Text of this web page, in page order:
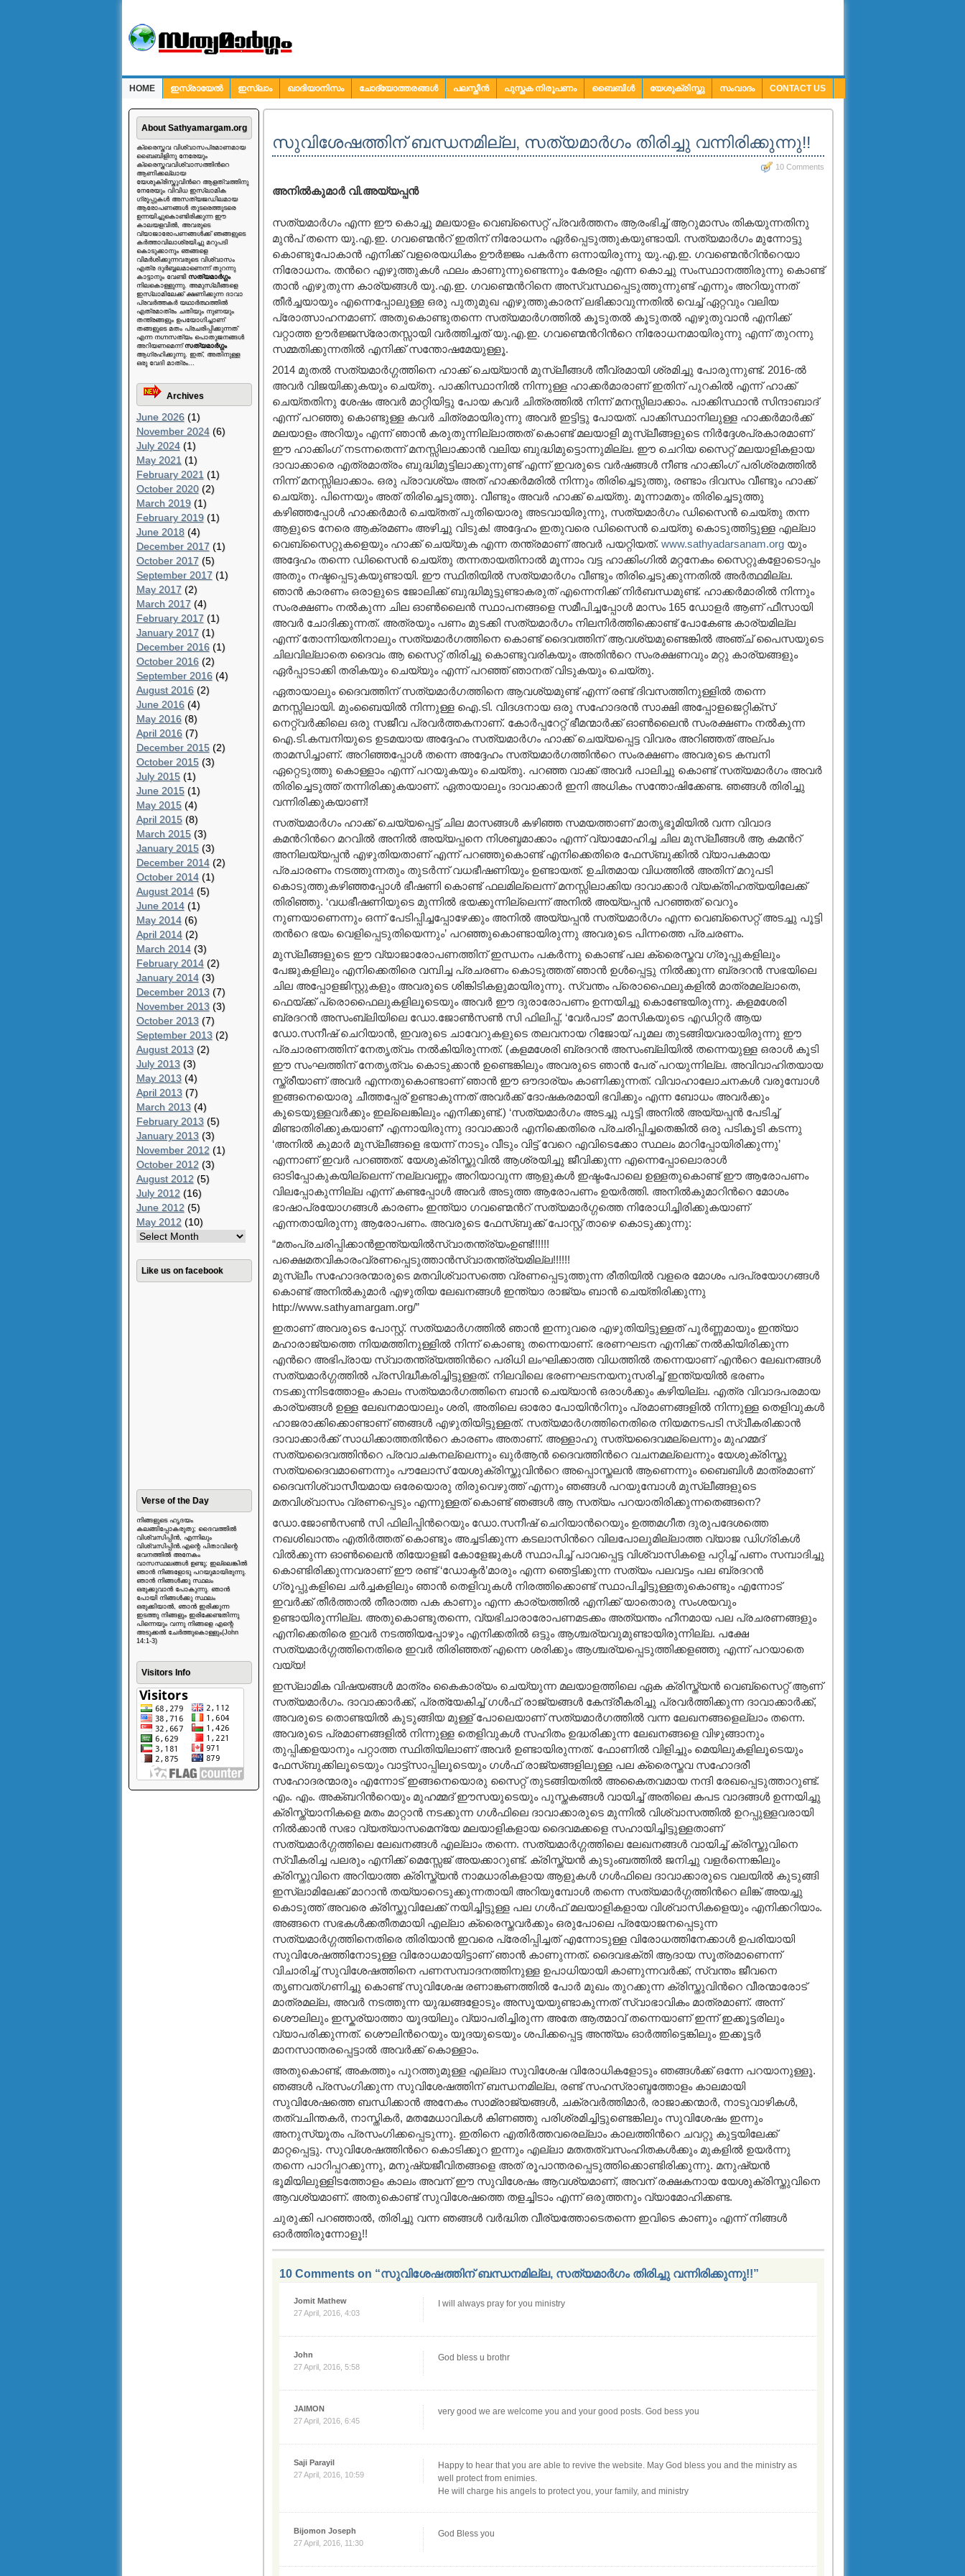
HOME ഇസ്രായേല്‍ ഇസ്ലാം ഖാദിയാനിസം ചോദ്യോത്തരങ്ങള്‍ പലസ്തീന്‍ പുസ്തക നിരൂപണം ബൈബിള്‍ യേശുക്രിസ്തു സംവാദം
CONTACT US
ചോദ്യങ്ങള്‍
About Sathyamargam.org
ക്രൈസ്തവ വിശ്വാസപ്രമാണമായ
ബൈബിളിനു നേരേയും
ക്രൈസ്തവവിശ്വാസത്തിന്‍റെ
ആണിക്കല്ലായ
യേശുക്രിസ്തുവിന്‍റെ ആളത്വത്തിനു
നേരേയും വിവിധ ഇസ്ലാമിക
ഗ്രൂപ്പുകള്‍ അസത്യജഡിലമായ
ആരോപണങ്ങള്‍ തുടരെത്തുടരെ
ഉന്നയിച്ചുകൊണ്ടിരിക്കുന്ന ഈ
കാലയളവില്‍, അവരുടെ
വ്യാജാരോപണങ്ങള്‍ക്ക് ഞങ്ങളുടെ
കര്‍ത്താവിലാശ്രയിച്ചു മറുപടി
കൊടുക്കാനും ഞങ്ങളെ
വിമര്‍ശിക്കുന്നവരുടെ വിശ്വാസം
എത്ര ദുര്‍ബ്ബലമാണെന്ന് തുറന്നു
കാട്ടാനും വേണ്ടി സത്യമാര്‍ഗ്ഗം
നിലകൊള്ളുന്നു. അമുസ്ലീങ്ങളെ
ഇസ്ലാമിലേക്ക് ക്ഷണിക്കുന്ന ദാവാ
പ്രവര്‍ത്തകര്‍ യഥാര്‍ത്ഥത്തില്‍
എത്രമാത്രം ചതിയും നുണയും
തന്ത്രങ്ങളും ഉപയോഗിച്ചാണ്
തങ്ങളുടെ മതം പ്രചരിപ്പിക്കുന്നത്
എന്ന നഗ്നസത്യം പൊതുജനങ്ങള്‍
അറിയണമെന്ന്സത്യമാര്‍ഗ്ഗം
ആഗ്രഹിക്കുന്നു. ഇത്, അതിനുള്ള
ഒരു വേദി മാത്രം...
Archives
June 2026(1)
November 2024(6)
July 2024(1)
May 2021 (1)
February 2021 (1)
October 2020(2)
March 2019(1)
February 2019(1)
June 2018(4)
December 2017(1)
October 2017(5)
September 2017(1)
May 2017(2)
March 2017(4)
February 2017(1)
January 2017(1)
December 2016(1)
October 2016(2)
September 2016(4)
August 2016(2)
June 2016(4)
May 2016(8)
April 2016(7)
December 2015(2)
October 2015(3)
July 2015(1)
June 2015(1)
May 2015(4)
April 2015(8)
March 2015(3)
January 2015(3)
December 2014(2)
October 2014(1)
August 2014(5)
June 2014(1)
May 2014(6)
April 2014(2)
March 2014(3)
February 2014(2)
January 2014(3)
December 2013(7)
November 2013(3)
October 2013(7)
September 2013(2)
August 2013(2)
July 2013(3)
May 2013(4)
April 2013(7)
March 2013(4)
February 2013(5)
January 2013(3)
November 2012(1)
October 2012(3)
August 2012(5)
July 2012(16)
June 2012(5)
May 2012(10)
Like us on facebook
Verse of the Day
നിങ്ങളുടെ ഹൃദയം
കലങ്ങിപ്പോകരുതു; ദൈവത്തിൽ
വിശ്വസിപ്പിൻ, എന്നിലും
വിശ്വസിപ്പിൻ.എന്റെ പിതാവിന്റെ
ഭവനത്തിൽ അനേകം
വാസസ്ഥലങ്ങൾ ഉണ്ടു; ഇല്ലെങ്കിൽ
ഞാൻ നിങ്ങളോടു പറയുമായിരുന്നു.
ഞാൻ നിങ്ങൾക്കു സ്ഥലം
ഒരുക്കുവാൻ പോകുന്നു. ഞാൻ
പോയി നിങ്ങൾക്കു സ്ഥലം
ഒരുക്കിയാൽ, ഞാൻ ഇരിക്കുന്ന
ഇടത്തു നിങ്ങളും ഇരിക്കേണ്ടതിന്നു
പിന്നെയും വന്നു നിങ്ങളെ എന്റെ
അടുക്കൽ ചേർത്തുകൊള്ളും(John
14:1-3)
Visitors Info
സുവിശേഷത്തിന് ബന്ധനമില്ല, സത്യമാര്‍ഗം തിരിച്ചു വന്നിരിക്കുന്നു!!
10 Comments
അനില്‍കുമാര്‍ വി.അയ്യപ്പന്‍
സത്യമാര്‍ഗം എന്ന ഈ കൊച്ചു മലയാളം വെബ്സൈറ്റ് പ്രവര്‍ത്തനം ആരംഭിച്ച് ആറുമാസം തികയുന്നതിനു
മുന്‍പ് തന്നെ യു.എ.ഇ. ഗവണ്മെന്‍റ് ഇതിന് നിരോധനം ഏര്‍പ്പെടുത്തുകയുണ്ടായി. സത്യമാര്‍ഗം മുന്നോട്ടു
കൊണ്ടുപോകാന്‍ എനിക്ക് വളരെയധികം ഊര്‍ജ്ജം പകര്‍ന്ന ഒന്നായിരുന്നു യു.എ.ഇ. ഗവണ്മെന്‍റിന്‍റെയാ
നിരോധനം. തന്‍റെ എഴുത്തുകള്‍ ഫലം കാണുന്നുണ്ടെന്നും കേരളം എന്ന കൊച്ചു സംസ്ഥാനത്തിരുന്നു കൊണ്ട്
താന്‍ എഴുതുന്ന കാര്യങ്ങള്‍ യു.എ.ഇ. ഗവണ്മെന്‍റിനെ അസ്വസ്ഥപ്പെടുത്തുന്നുണ്ട് എന്നും അറിയുന്നത്
തീര്‍ച്ചയായും എന്നെപ്പോലുള്ള ഒരു പുതുമുഖ എഴുത്തുകാരന് ലഭിക്കാവുന്നതില്‍ വെച്ച് ഏറ്റവും വലിയ
പ്രോത്സാഹനമാണ്. അതുകൊണ്ടുതന്നെ സത്യമാര്‍ഗത്തില്‍ കൂടുതല്‍ കൂടുതല്‍ എഴുതുവാന്‍ എനിക്ക്
വറ്റാത്ത ഊര്‍ജ്ജസ്രോതസ്സായി വര്‍ത്തിച്ചത് യു.എ.ഇ. ഗവണ്മെന്‍റിന്‍റെ നിരോധനമായിരുന്നു എന്ന് തുറന്നു
സമ്മതിക്കുന്നതില്‍ എനിക്ക് സന്തോഷമേയുള്ളൂ.
2014 മുതല്‍ സത്യമാര്‍ഗ്ഗത്തിനെ ഹാക്ക് ചെയ്യാന്‍ മുസ്ലീങ്ങള്‍ തീവ്രമായി ശ്രമിച്ചു പോരുന്നുണ്ട്. 2016-ല്‍
അവര്‍ വിജയിക്കുകയും ചെയ്തു. പാക്കിസ്ഥാനില്‍ നിന്നുള്ള ഹാക്കര്‍മാരാണ് ഇതിന് പുറകില്‍ എന്ന് ഹാക്ക്
ചെയ്തതിനു ശേഷം അവര്‍ മാറ്റിയിട്ടു പോയ കവര്‍ ചിത്രത്തില്‍ നിന്ന് മനസ്സിലാക്കാം. പാക്കിസ്ഥാന്‍ സിന്ദാബാദ്
എന്ന് പറഞ്ഞു കൊണ്ടുള്ള കവര്‍ ചിത്രമായിരുന്നു അവര്‍ ഇട്ടിട്ടു പോയത്. പാക്കിസ്ഥാനിലുള്ള ഹാക്കര്‍മാര്‍ക്ക്
മലയാളം അറിയും എന്ന് ഞാന്‍ കരുതുന്നില്ലാത്തത് കൊണ്ട് മലയാളി മുസ്ലീങ്ങളുടെ നിര്‍ദ്ദേശപ്രകാരമാണ്
ഈ ഹാക്കിംഗ് നടന്നതെന്ന് മനസ്സിലാക്കാന്‍ വലിയ ബുദ്ധിമുട്ടൊന്നുമില്ല. ഈ ചെറിയ സൈറ്റ് മലയാളികളായ
ദാവാക്കാരെ എത്രമാത്രം ബുദ്ധിമുട്ടിലാക്കുന്നുണ്ട് എന്ന് ഇവരുടെ വര്‍ഷങ്ങള്‍ നീണ്ട ഹാക്കിംഗ് പരിശ്രമത്തില്‍
നിന്ന് മനസ്സിലാക്കാം. ഒരു പ്രാവശ്യം അത് ഹാക്കര്‍മരില്‍ നിന്നും തിരിച്ചെടുത്തു, രണ്ടാം ദിവസം വീണ്ടും ഹാക്ക്‌
ചെയ്തു. പിന്നെയും അത് തിരിച്ചെടുത്തു. വീണ്ടും അവര്‍ ഹാക്ക്‌ ചെയ്തു. മൂന്നാമതും തിരിച്ചെടുത്തു
കഴിഞ്ഞപ്പോള്‍ ഹാക്കര്‍മാര്‍ ചെയ്തത് പുതിയൊരു അടവായിരുന്നു, സത്യമാര്‍ഗം ഡിസൈന്‍ ചെയ്തു തന്ന
ആളുടെ നേരെ ആക്രമണം അഴിച്ചു വിടുക! അദ്ദേഹം ഇതുവരെ ഡിസൈന്‍ ചെയ്തു കൊടുത്തിട്ടുള്ള എല്ലാ
വെബ്സൈറ്റുകളെയും ഹാക്ക്‌ ചെയ്യുക എന്ന തന്ത്രമാണ് അവര്‍ പയറ്റിയത്.www.sathyadarsanam.orgയും
അദ്ദേഹം തന്നെ ഡിസൈന്‍ ചെയ്തു തന്നതായതിനാല്‍ മൂന്നാം വട്ട ഹാക്കിംഗില്‍ മറ്റനേകം സൈറ്റുകളോടൊപ്പം
അതും നഷ്ടപ്പെടുകയുണ്ടായി. ഈ സ്ഥിതിയില്‍ സത്യമാര്‍ഗം വീണ്ടും തിരിച്ചെടുക്കുന്നതില്‍ അര്‍ത്ഥമില്ല.
ഞാന്‍ കാരണം ഒരാളുടെ ജോലിക്ക് ബുദ്ധിമുട്ടുണ്ടാകരുത് എന്നെനിക്ക് നിര്‍ബന്ധമുണ്ട്. ഹാക്കര്‍മാരില്‍ നിന്നും
സംരക്ഷണം നല്‍കുന്ന ചില ഓണ്‍ലൈന്‍ സ്ഥാപനങ്ങളെ സമീപിച്ചപ്പോള്‍ മാസം 165 ഡോളര്‍ ആണ് ഫീസായി
അവര്‍ ചോദിക്കുന്നത്. അത്രയും പണം മുടക്കി സത്യമാര്‍ഗം നിലനിര്‍ത്തിക്കൊണ്ട് പോകേണ്ട കാര്യമില്ല
എന്ന് തോന്നിയതിനാലും സത്യമാര്‍ഗത്തിനെ കൊണ്ട് ദൈവത്തിന് ആവശ്യമുണ്ടെങ്കില്‍ അഞ്ച് പൈസയുടെ
ചിലവില്ലാതെ ദൈവം ആ സൈറ്റ്‌ തിരിച്ചു കൊണ്ടുവരികയും അതിന്‍റെ സംരക്ഷണവും മറ്റു കാര്യങ്ങളും
ഏര്‍പ്പാടാക്കി തരികയും ചെയ്യും എന്ന് പറഞ്ഞ് ഞാനത് വിടുകയും ചെയ്തു.
ഏതായാലും ദൈവത്തിന് സത്യമാര്‍ഗത്തിനെ ആവശ്യമുണ്ട് എന്ന് രണ്ട് ദിവസത്തിനുള്ളില്‍ തന്നെ
മനസ്സിലായി. മുംബൈയില്‍ നിന്നുള്ള ഐ.ടി. വിദഗ്ദനായ ഒരു സഹോദരന്‍ സാക്ഷി അപ്പോളജെറ്റിക്സ്
നെറ്റ്‌വര്‍ക്കിലെ ഒരു സജീവ പ്രവര്‍ത്തകനാണ്. കോര്‍പ്പറേറ്റ്‌ ഭീമന്മാര്‍ക്ക് ഓണ്‍ലൈന്‍ സംരക്ഷണം നല്‍കുന്ന
ഐ.ടി.കമ്പനിയുടെ ഉടമയായ അദ്ദേഹം സത്യമാര്‍ഗം ഹാക്ക്‌ ചെയ്യപ്പെട്ട വിവരം അറിഞ്ഞത് അല്പം
താമസിച്ചാണ്. അറിഞ്ഞപ്പോള്‍ തന്നെ അദ്ദേഹം സത്യമാര്‍ഗത്തിന്‍റെ സംരക്ഷണം അവരുടെ കമ്പനി
ഏറ്റെടുത്തു കൊള്ളാം എന്ന് പറയുകയും ചെയ്തു. പറഞ്ഞ വാക്ക് അവര്‍ പാലിച്ചു കൊണ്ട് സത്യമാര്‍ഗം അവര്‍
തിരിച്ചെടുത്ത് തന്നിരിക്കുകയാണ്. ഏതായാലും ദാവാക്കാര്‍ ഇനി അധികം സന്തോഷിക്കേണ്ട. ഞങ്ങള്‍ തിരിച്ചു
വന്നിരിക്കുകയാണ്!
സത്യമാര്‍ഗം ഹാക്ക് ചെയ്യപ്പെട്ട് ചില മാസങ്ങള്‍ കഴിഞ്ഞ സമയത്താണ് മാതൃഭൂമിയില്‍ വന്ന വിവാദ
കമന്‍റിന്‍റെ മറവില്‍ അനില്‍ അയ്യപ്പനെ നിശബ്ദമാക്കാം എന്ന് വ്യാമോഹിച്ച ചില മുസ്ലീങ്ങള്‍ ആ കമന്‍റ്
അനിലയ്യപ്പന്‍ എഴുതിയതാണ് എന്ന് പറഞ്ഞുകൊണ്ട് എനിക്കെതിരെ ഫേസ്ബുക്കില്‍ വ്യാപകമായ
പ്രചാരണം നടത്തുന്നതും തുടര്‍ന്ന് വധഭീഷണിയും ഉണ്ടായത്. ഉചിതമായ വിധത്തില്‍ അതിന്‌ മറുപടി
കൊടുത്തുകഴിഞ്ഞപ്പോള്‍ ഭീഷണി കൊണ്ട് ഫലമില്ലെന്ന് മനസ്സിലാക്കിയ ദാവാക്കാര്‍ വ്യക്തിഹത്യയിലേക്ക്
തിരിഞ്ഞു. ‘വധഭീഷണിയുടെ മുന്നില്‍ ഭയക്കുന്നില്ലെന്ന് അനില്‍ അയ്യപ്പന്‍ പറഞ്ഞത് വെറും
നുണയാണെന്നും ഒന്ന് പേടിപ്പിച്ചപ്പോഴേക്കും അനില്‍ അയ്യപ്പന്‍ സത്യമാര്‍ഗം എന്ന വെബ്സൈറ്റ് അടച്ചു പൂട്ടി
തന്‍റെ ഭയം വെളിപ്പെടുതിയെന്നും’ പറഞ്ഞുകൊണ്ടായിരുന്നു അവരുടെ പിന്നത്തെ പ്രചരണം.
മുസ്ലീങ്ങളുടെ ഈ വ്യാജാരോപണത്തിന് ഇന്ധനം പകര്‍ന്നു കൊണ്ട് പല ക്രൈസ്തവ ഗ്രൂപ്പുകളിലും
പേജുകളിലും എനിക്കെതിരെ വമ്പിച്ച പ്രചരണം കൊടുത്തത് ഞാന്‍ ഉള്‍പ്പെട്ടു നില്‍ക്കുന്ന ബ്രദറന്‍ സഭയിലെ
ചില അപ്പോളജിസ്റ്റുകളും അവരുടെ ശിങ്കിടികളുമായിരുന്നു. സ്വന്തം പ്രൊഫൈലുകളില്‍ മാത്രമല്ലാതെ,
ഫെയ്ക്ക് പ്രൊഫൈലുകളിലൂടെയും അവര്‍ ഈ ദുരാരോപണം ഉന്നയിച്ചു കൊണ്ടേയിരുന്നു. കളമശേരി
ബ്രദറന്‍ അസംബ്ലിയിലെ ഡോ.ജോണ്‍സണ്‍ സി ഫിലിപ്പ്, ‘വേര്‍പാട്’ മാസികയുടെ എഡിറ്റര്‍ ആയ
ഡോ.സനീഷ് ചെറിയാന്‍, ഇവരുടെ ചാവേറുകളുടെ തലവനായ റിജോയ് പൂമല തുടങ്ങിയവരായിരുന്നു ഈ
പ്രചാരണത്തിന് നേതൃത്വം നല്‍കിയിരുന്നത്. (കളമശേരി ബ്രദറന്‍ അസംബ്ലിയില്‍ തന്നെയുള്ള ഒരാള്‍ കൂടി
ഈ സംഘത്തിന് നേതൃത്വം കൊടുക്കാന്‍ ഉണ്ടെങ്കിലും അവരുടെ ഞാന്‍ പേര് പറയുന്നില്ല. അവിവാഹിതയായ
സ്ത്രീയാണ് അവര്‍ എന്നതുകൊണ്ടാണ് ഞാന്‍ ഈ ഔദാര്യം കാണിക്കുന്നത്. വിവാഹാലോചനകള്‍ വരുമ്പോള്‍
ഇങ്ങനെയൊരു ചീത്തപ്പേര് ഉണ്ടാകുന്നത് അവര്‍ക്ക് ദോഷകരമായി ഭവിക്കും എന്ന ബോധം അവര്‍ക്കും
കൂടെയുള്ളവര്‍ക്കും ഇല്ലെങ്കിലും എനിക്കുണ്ട്.) ‘സത്യമാര്‍ഗം അടച്ചു പൂട്ടി അനില്‍ അയ്യപ്പന്‍ പേടിച്ച്
മിണ്ടാതിരിക്കുകയാണ്’ എന്നായിരുന്നു ദാവാക്കാര്‍ എനിക്കെതിരെ പ്രചരിപ്പിച്ചതെങ്കില്‍ ഒരു പടികൂടി കടന്നു
‘അനില്‍ കുമാര്‍ മുസ്ലീങ്ങളെ ഭയന്ന് നാടും വീടും വിട്ട് വേറെ എവിടെക്കോ സ്ഥലം മാറിപ്പോയിരിക്കുന്നു’
എന്നാണ് ഇവര്‍ പറഞ്ഞത്. യേശുക്രിസ്തുവില്‍ ആശ്രയിച്ചു ജീവിക്കുന്ന എന്നെപ്പോലൊരാള്‍
ഓടിപ്പോകുകയില്ലെന്ന് നല്ലവണ്ണം അറിയാവുന്ന ആളുകള്‍ ഇഷ്ടംപോലെ ഉള്ളതുകൊണ്ട് ഈ ആരോപണം
വിലപ്പോകുന്നില്ല എന്ന് കണ്ടപ്പോള്‍ അവര്‍ അടുത്ത ആരോപണം ഉയര്‍ത്തി. അനില്‍കുമാറിന്‍റെ മോശം
ഭാഷാപ്രയോഗങ്ങള്‍ കാരണം ഇന്ത്യാ ഗവണ്മെന്‍റ് സത്യമാര്‍ഗ്ഗത്തെ നിരോധിച്ചിരിക്കുകയാണ്
എന്നതായിരുന്നു ആരോപണം. അവരുടെ ഫേസ്ബുക്ക് പോസ്റ്റ്‌ താഴെ കൊടുക്കുന്നു:
“മതംപ്രചരിപ്പിക്കാന്‍ഇന്ത്യയില്‍സ്വാതന്ത്ര്യംഉണ്ട്!!!!!!
പക്ഷെമതവികാരംവ്രണപ്പെടുത്താന്‍സ്വാതന്ത്ര്യമില്ല!!!!!!
മുസ്ലീം സഹോദരന്മാരുടെ മതവിശ്വാസത്തെ വ്രണപ്പെടുത്തുന്ന രീതിയില്‍ വളരെ മോശം പദപ്രയോഗങ്ങള്‍
കൊണ്ട് അനില്‍കുമാര്‍ എഴുതിയ ലേഖനങ്ങള്‍ ഇന്ത്യാ രാജ്യം ബാന്‍ ചെയ്തിരിക്കുന്നു
http://www.sathyamargam.org/”
ഇതാണ് അവരുടെ പോസ്റ്റ്‌. സത്യമാര്‍ഗത്തില്‍ ഞാന്‍ ഇന്നുവരെ എഴുതിയിട്ടുള്ളത് പൂര്‍ണ്ണമായും ഇന്ത്യാ
മഹാരാജ്യത്തെ നിയമത്തിനുള്ളില്‍ നിന്ന് കൊണ്ടു തന്നെയാണ്. ഭരണഘടന എനിക്ക് നല്‍കിയിരിക്കുന്ന
എന്‍റെ അഭിപ്രായ സ്വാതന്ത്ര്യത്തിന്‍റെ പരിധി ലംഘിക്കാത്ത വിധത്തില്‍ തന്നെയാണ് എന്‍റെ ലേഖനങ്ങള്‍
സത്യമാര്‍ഗ്ഗത്തില്‍ പ്രസിദ്ധീകരിച്ചിട്ടുള്ളത്. നിലവിലെ ഭരണഘടനയനുസരിച്ച് ഇന്ത്യയില്‍ ഭരണം
നടക്കുന്നിടത്തോളം കാലം സത്യമാര്‍ഗത്തിനെ ബാന്‍ ചെയ്യാന്‍ ഒരാള്‍ക്കും കഴിയില്ല. എത്ര വിവാദപരമായ
കാര്യങ്ങള്‍ ഉള്ള ലേഖനമായാലും ശരി, അതിലെ ഓരോ പോയിന്‍റിനും പ്രമാണങ്ങളില്‍ നിന്നുള്ള തെളിവുകള്‍
ഹാജരാക്കിക്കൊണ്ടാണ് ഞങ്ങള്‍ എഴുതിയിട്ടുള്ളത്. സത്യമാര്‍ഗത്തിനെതിരെ നിയമനടപടി സ്വീകരിക്കാന്‍
ദാവാക്കാര്‍ക്ക് സാധിക്കാത്തതിന്‍റെ കാരണം അതാണ്‌. അള്ളാഹു സത്യദൈവമല്ലെന്നും മുഹമ്മദ്‌
സത്യദൈവത്തിന്‍റെ പ്രവാചകനല്ലെന്നും ഖുര്‍ആന്‍ ദൈവത്തിന്‍റെ വചനമല്ലെന്നും യേശുക്രിസ്തു
സത്യദൈവമാണെന്നും പൗലോസ്‌ യേശുക്രിസ്തുവിന്‍റെ അപ്പൊസ്തലന്‍ ആണെന്നും ബൈബിള്‍ മാത്രമാണ്
ദൈവനിശ്വാസീയമായ ഒരേയൊരു തിരുവെഴുത്ത് എന്നും ഞങ്ങള്‍ പറയുമ്പോള്‍ മുസ്ലീങ്ങളുടെ
മതവിശ്വാസം വ്രണപ്പെടും എന്നുള്ളത് കൊണ്ട് ഞങ്ങള്‍ ആ സത്യം പറയാതിരിക്കുന്നതെങ്ങനെ?
ഡോ.ജോണ്‍സണ്‍ സി ഫിലിപ്പിന്‍റെയും ഡോ.സനീഷ് ചെറിയാന്‍റെയും ഉത്തമഗീത ദുരുപദേശത്തെ
നഖശിഖാന്തം എതിര്‍ത്തത് കൊണ്ടും അച്ചടിക്കുന്ന കടലാസിന്‍റെ വിലപോലുമില്ലാത്ത വ്യാജ ഡിഗ്രികള്‍
വില്‍ക്കുന്ന ഓണ്‍ലൈന്‍ തിയോളജി കോളേജുകള്‍ സ്ഥാപിച്ച് പാവപ്പെട്ട വിശ്വാസികളെ പറ്റിച്ച് പണം സമ്പാദിച്ചു
കൊണ്ടിരിക്കുന്നവരാണ് ഈ രണ്ട് ‘ഡോക്ടര്‍’മാരും എന്ന ഞെട്ടിക്കുന്ന സത്യം പലവട്ടം പല ബ്രദറന്‍
ഗ്രൂപ്പുകളിലെ ചര്‍ച്ചകളിലും ഞാന്‍ തെളിവുകള്‍ നിരത്തിക്കൊണ്ട്‌ സ്ഥാപിച്ചിട്ടുള്ളതുകൊണ്ടും എന്നോട്
ഇവര്‍ക്ക് തീര്‍ത്താല്‍ തീരാത്ത പക കാണും എന്ന കാര്യത്തില്‍ എനിക്ക് യാതൊരു സംശയവും
ഉണ്ടായിരുന്നില്ല. അതുകൊണ്ടുതന്നെ, വ്യഭിചാരാരോപണമടക്കം അത്യന്തം ഹീനമായ പല പ്രചരണങ്ങളും
എനിക്കെതിരെ ഇവര്‍ നടത്തിയപ്പോഴും എനിക്കതില്‍ ഒട്ടും ആശ്ചര്യവുമുണ്ടായിരുന്നില്ല. പക്ഷേ
സത്യമാര്‍ഗ്ഗത്തിനെതിരെ ഇവര്‍ തിരിഞ്ഞത് എന്നെ ശരിക്കും ആശ്ചര്യപ്പെടുത്തിക്കളഞ്ഞു എന്ന് പറയാതെ
വയ്യ!
ഇസ്ലാമിക വിഷയങ്ങള്‍ മാത്രം കൈകാര്യം ചെയ്യുന്ന മലയാളത്തിലെ ഏക ക്രിസ്ത്യന്‍ വെബ്സൈറ്റ്‌ ആണ്
സത്യമാര്‍ഗം. ദാവാക്കാര്‍ക്ക്, പ്രത്യേകിച്ച് ഗള്‍ഫ് രാജ്യങ്ങള്‍ കേന്ദ്രീകരിച്ചു പ്രവര്‍ത്തിക്കുന്ന ദാവാക്കാര്‍ക്ക്,
അവരുടെ തൊണ്ടയില്‍ കുടുങ്ങിയ മുള്ള് പോലെയാണ് സത്യമാര്‍ഗത്തില്‍ വന്ന ലേഖനങ്ങളെല്ലാം തന്നെ.
അവരുടെ പ്രമാണങ്ങളില്‍ നിന്നുള്ള തെളിവുകള്‍ സഹിതം ഉദ്ധരിക്കുന്ന ലേഖനങ്ങളെ വിഴുങ്ങാനും
തുപ്പിക്കളയാനും പറ്റാത്ത സ്ഥിതിയിലാണ് അവര്‍ ഉണ്ടായിരുന്നത്. ഫോണില്‍ വിളിച്ചും മെയിലുകളിലൂടെയും
ഫേസ്ബുക്കിലൂടെയും വാട്ട്സാപ്പിലൂടെയും ഗള്‍ഫ്‌ രാജ്യങ്ങളിലുള്ള പല ക്രൈസ്തവ സഹോദരീ
സഹോദരന്മാരും എന്നോട് ഇങ്ങനെയൊരു സൈറ്റ്‌ തുടങ്ങിയതില്‍ അകൈതവമായ നന്ദി രേഖപ്പെടുത്താറുണ്ട്.
എം. എം. അക്ബറിന്‍റെയും മുഹമ്മദ്‌ ഈസയുടെയും പുസ്തകങ്ങള്‍ വായിച്ച് അതിലെ കപട വാദങ്ങള്‍ ഉന്നയിച്ചു
ക്രിസ്ത്യാനികളെ മതം മാറ്റാന്‍ നടക്കുന്ന ഗള്‍ഫിലെ ദാവാക്കാരുടെ മുന്നില്‍ വിശ്വാസത്തില്‍ ഉറപ്പുള്ളവരായി
നില്‍ക്കാന്‍ സഭാ വ്യത്യാസമെന്യേ മലയാളികളായ ദൈവമക്കളെ സഹായിച്ചിട്ടുള്ളതാണ്
സത്യമാര്‍ഗ്ഗത്തിലെ ലേഖനങ്ങള്‍ എല്ലാം തന്നെ. സത്യമാര്‍ഗ്ഗത്തിലെ ലേഖനങ്ങള്‍ വായിച്ച് ക്രിസ്തുവിനെ
സ്വീകരിച്ച പലരും എനിക്ക് മെസ്സേജ് അയക്കാറുണ്ട്. ക്രിസ്ത്യന്‍ കുടുംബത്തില്‍ ജനിച്ചു വളര്‍ന്നെങ്കിലും
ക്രിസ്തുവിനെ അറിയാത്ത ക്രിസ്ത്യന്‍ നാമധാരികളായ ആളുകള്‍ ഗള്‍ഫിലെ ദാവാക്കാരുടെ വലയില്‍ കുടുങ്ങി
ഇസ്ലാമിലേക്ക് മാറാന്‍ തയ്യാറെടുക്കുന്നതായി അറിയുമ്പോള്‍ തന്നെ സത്യമാര്‍ഗ്ഗത്തിന്‍റെ ലിങ്ക് അയച്ചു
കൊടുത്ത് അവരെ ക്രിസ്തുവിലേക്ക് നയിച്ചിട്ടുള്ള പല ഗള്‍ഫ്‌ മലയാളികളായ വിശ്വാസികളെയും എനിക്കറിയാം.
അങ്ങനെ സഭകള്‍ക്കതീതമായി എല്ലാ ക്രൈസ്തവര്‍ക്കും ഒരുപോലെ പ്രയോജനപ്പെടുന്ന
സത്യമാര്‍ഗ്ഗത്തിനെതിരെ തിരിയാന്‍ ഇവരെ പ്രേരിപ്പിച്ചത് എന്നോടുള്ള വിരോധത്തിനേക്കാള്‍ ഉപരിയായി
സുവിശേഷത്തിനോടുള്ള വിരോധമായിട്ടാണ്‌ ഞാന്‍ കാണുന്നത്. ദൈവഭക്തി ആദായ സൂത്രമാണെന്ന്
വിചാരിച്ച് സുവിശേഷത്തിനെ പണസമ്പാദനത്തിനുള്ള ഉപാധിയായി കാണുന്നവര്‍ക്ക്, സ്വന്തം ജീവനെ
തൃണവത്ഗണിച്ചു കൊണ്ട് സുവിശേഷ രണാങ്കണത്തില്‍ പോര്‍ മുഖം തുറക്കുന്ന ക്രിസ്തുവിന്‍റെ വീരന്മാരോട്
മാത്രമല്ല, അവര്‍ നടത്തുന്ന യുദ്ധങ്ങളോടും അസൂയയുണ്ടാകുന്നത് സ്വാഭാവികം മാത്രമാണ്. അന്ന്
ശൌലിലും ഇസ്കര്യാത്താ യൂദയിലും വ്യാപരിച്ചിരുന്ന അതേ ആത്മാവ് തന്നെയാണ് ഇന്ന് ഇക്കൂട്ടരിലും
വ്യാപരിക്കുന്നത്. ശൌലിന്‍റെയും യൂദയുടെയും ശപിക്കപ്പെട്ട അന്ത്യം ഓര്‍ത്തിട്ടെങ്കിലും ഇക്കൂട്ടര്‍
മാനസാന്തരപ്പെട്ടാല്‍ അവര്‍ക്ക് കൊള്ളാം.
അതുകൊണ്ട്, അകത്തും പുറത്തുമുള്ള എല്ലാ സുവിശേഷ വിരോധികളോടും ഞങ്ങള്‍ക്ക് ഒന്നേ പറയാനുള്ളൂ.
ഞങ്ങള്‍ പ്രസംഗിക്കുന്ന സുവിശേഷത്തിന് ബന്ധനമില്ല, രണ്ട് സഹസ്രാബ്ദത്തോളം കാലമായി
സുവിശേഷത്തെ ബന്ധിക്കാന്‍ അനേകം സാമ്രാജ്യങ്ങള്‍, ചക്രവര്‍ത്തിമാര്‍, രാജാക്കന്മാര്‍, നാടുവാഴികള്‍,
തത്വചിന്തകര്‍, നാസ്തികര്‍, മതമേധാവികള്‍ കിണഞ്ഞു പരിശ്രമിച്ചിട്ടുണ്ടെങ്കിലും സുവിശേഷം ഇന്നും
അനുസ്യൂതം പ്രസംഗിക്കപ്പെടുന്നു. ഇതിനെ എതിര്‍ത്തവരെല്ലാം കാലത്തിന്‍റെ ചവറ്റു കുട്ടയിലേക്ക്
മാറ്റപ്പെട്ടു. സുവിശേഷത്തിന്‍റെ കൊടിക്കൂറ ഇന്നും എല്ലാ മതതത്വസംഹിതകള്‍ക്കും മുകളില്‍ ഉയര്‍ന്നു
തന്നെ പാറിപ്പറക്കുന്നു, മനുഷ്യജീവിതങ്ങളെ അത് രൂപാന്തരപ്പെടുത്തിക്കൊണ്ടിരിക്കുന്നു. മനുഷ്യന്‍
ഭൂമിയിലുള്ളിടത്തോളം കാലം അവന് ഈ സുവിശേഷം ആവശ്യമാണ്‌, അവന് രക്ഷകനായ യേശുക്രിസ്തുവിനെ
ആവശ്യമാണ്. അതുകൊണ്ട് സുവിശേഷത്തെ തളച്ചിടാം എന്ന് ഒരുത്തനും വ്യാമോഹിക്കണ്ട.
ചുരുക്കി പറഞ്ഞാല്‍, തിരിച്ചു വന്ന ഞങ്ങള്‍ വര്‍ദ്ധിത വീര്യത്തോടെതന്നെ ഇവിടെ കാണും എന്ന് നിങ്ങള്‍
ഓര്‍ത്തിരുന്നോളൂ!!
10 Comments on “സുവിശേഷത്തിന് ബന്ധനമില്ല, സത്യമാര്‍ഗം തിരിച്ചു വന്നിരിക്കുന്നു!!”
Jomit Mathew
27 April, 2016, 4:03
I will always pray for you ministry
John
27 April, 2016, 5:58
God bless u brothr
JAIMON
27 April, 2016, 6:45
very good we are welcome you and your good posts. God bess you
Saji Parayil
27 April, 2016, 10:59
Happy to hear that you are able to revive the website. May God bless you and the ministry as
well protect from enimies.
He will charge his angels to protect you, your family, and ministry
Bijomon Joseph
27 April, 2016, 11:30
God Bless you